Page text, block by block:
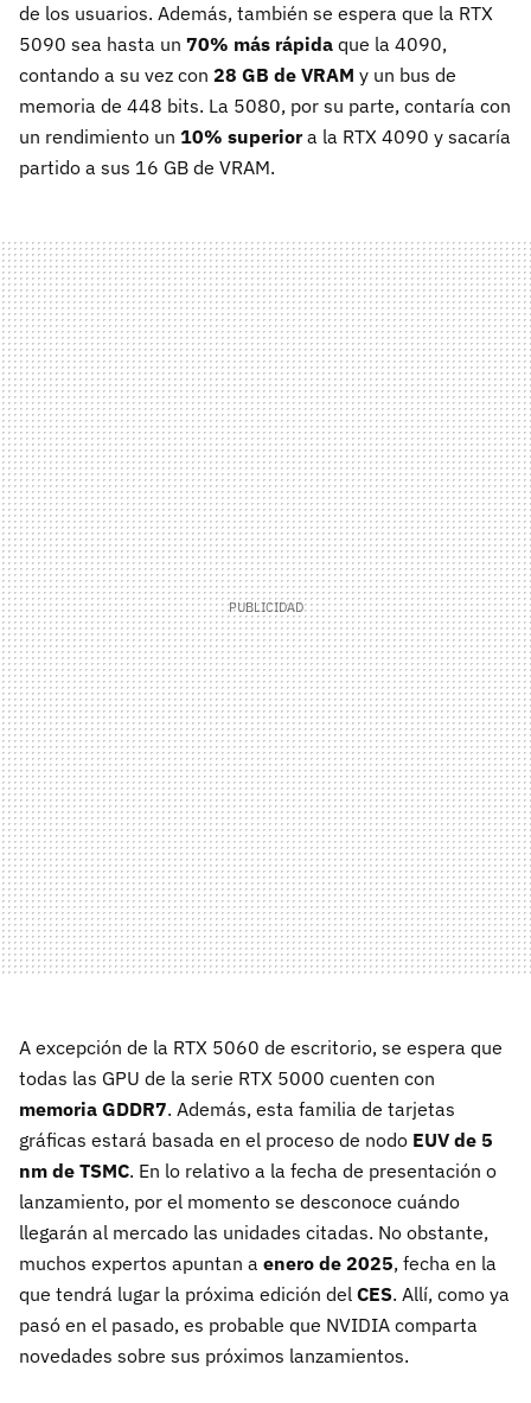
de los usuarios. Además, también se espera que la RTX
5090 sea hasta un 70% más rápida que la 4090,
contando a su vez con 28 GB de VRAM y un bus de
memoria de 448 bits. La 5080, por su parte, contaría con
un rendimiento un 10% superiora la RTX 4090 y sacaría
partido a sus 16 GB de VRAM.
A excepción de la RTX 5060 de escritorio, se espera que
todas las GPU de la serie RTX 5000 cuenten con
memoria GDDR7. Además, esta familia de tarjetas
gráficas estará basada en el proceso de nodo EUV de 5
nm de TSMC. En lo relativo a la fecha de presentación o
lanzamiento, por el momento se desconoce cuándo
llegarán al mercado las unidades citadas. No obstante,
muchos expertos apuntan a enero de 2025, fecha en la
que tendrá lugar la próxima edición del CES. Allí, como ya
pasó en el pasado, es probable que NVIDIA comparta
novedades sobre sus próximos lanzamientos.